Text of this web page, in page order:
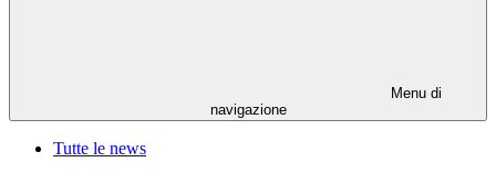
Menu di
navigazione
Tutte le news